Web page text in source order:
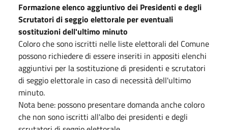
Formazione elenco aggiuntivo dei Presidenti e degli
Scrutatori di seggio elettorale per eventuali
sostituzioni dell'ultimo minuto
Coloro che sono iscritti nelle liste elettorali del Comune
possono richiedere di essere inseriti in appositi elenchi
aggiuntivi per la sostituzione di presidenti e scrutatori
di seggio elettorale in caso di necessità dell'ultimo
minuto.
Nota bene: possono presentare domanda anche coloro
che non sono iscritti all'albo dei presidenti e degli